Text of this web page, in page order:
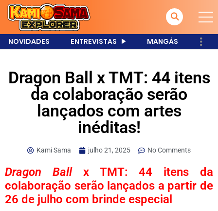
NOVIDADES ENTREVISTAS MANGÁS
Dragon Ball x TMT: 44 itens
da colaboração serão
lançados com artes
inéditas!
Kami Sama julho 21, 2025 No Comments
Dragon Ballx TMT: 44 itens da
colaboração serão lançados a partir de
26 de julho com brinde especial